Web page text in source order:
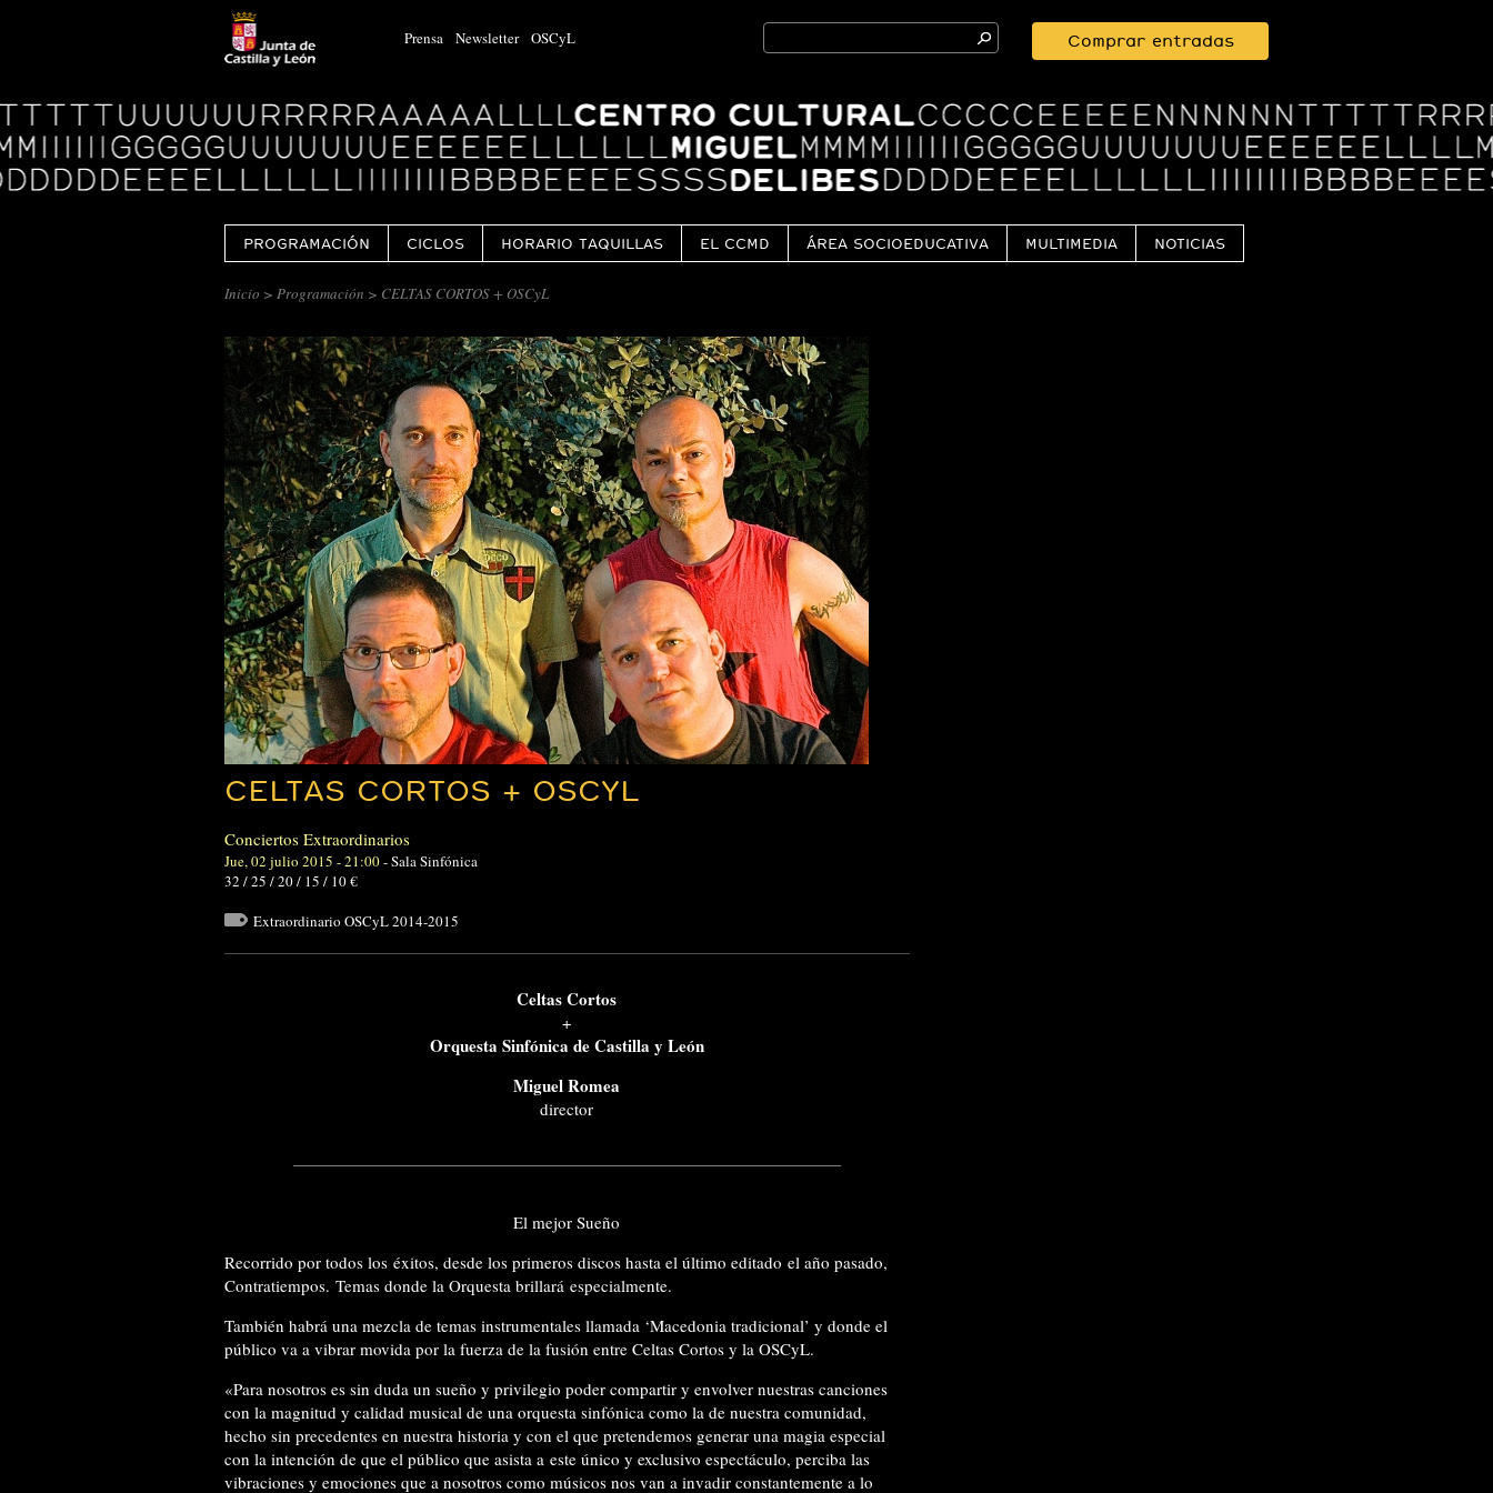
Prensa Newsletter OSCyL
Search
for:
Comprar entradas
Logo
Centro
Cultural
Miguel
Delibes
PROGRAMACIÓN CICLOS HORARIO TAQUILLAS EL CCMD ÁREA SOCIOEDUCATIVA MULTIMEDIA NOTICIAS
Inicio > Programación > CELTAS CORTOS + OSCyL
CELTAS CORTOS + OSCYL
Conciertos Extraordinarios
Jue, 02 julio 2015 - 21:00-Sala Sinfónica
32 / 25 / 20 / 15 / 10 €
Extraordinario OSCyL 2014-2015
Celtas Cortos
+
Orquesta Sinfónica de Castilla y León
Miguel Romea
director
El mejor Sueño
Recorrido por todos los éxitos, desde los primeros discos hasta el último editado el año pasado,
Contratiempos. Temas donde la Orquesta brillará especialmente.
También habrá una mezcla de temas instrumentales llamada ‘Macedonia tradicional’ y donde el
público va a vibrar movida por la fuerza de la fusión entre Celtas Cortos y la OSCyL.
«Para nosotros es sin duda un sueño y privilegio poder compartir y envolver nuestras canciones
con la magnitud y calidad musical de una orquesta sinfónica como la de nuestra comunidad,
hecho sin precedentes en nuestra historia y con el que pretendemos generar una magia especial
con la intención de que el público que asista a este único y exclusivo espectáculo, perciba las
vibraciones y emociones que a nosotros como músicos nos van a invadir constantemente a lo